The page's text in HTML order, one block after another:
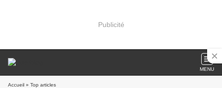
Publicité
MENU
Accueil » Top articles